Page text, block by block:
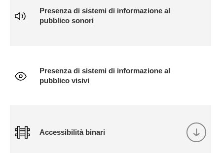
Presenza di sistemi di informazione al
pubblico sonori
Presenza di sistemi di informazione al
pubblico visivi
Accessibilità binari